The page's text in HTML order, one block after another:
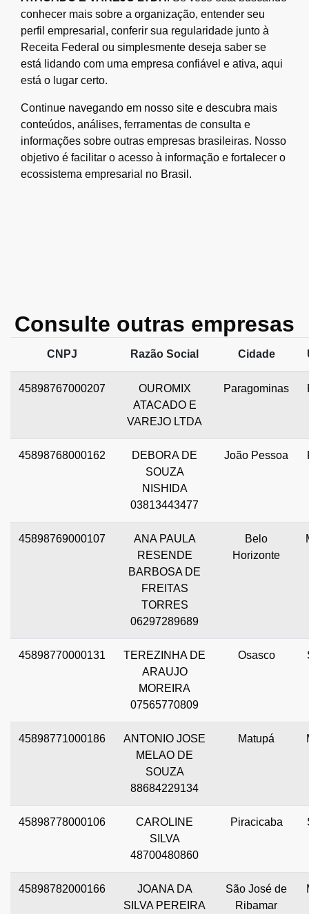
conhecer mais sobre a organização, entender seu
perfil empresarial, conferir sua regularidade junto à
Receita Federal ou simplesmente deseja saber se
está lidando com uma empresa confiável e ativa, aqui
está o lugar certo.
Continue navegando em nosso site e descubra mais
conteúdos, análises, ferramentas de consulta e
informações sobre outras empresas brasileiras. Nosso
objetivo é facilitar o acesso à informação e fortalecer o
ecossistema empresarial no Brasil.
Consulte outras empresas
CNPJ Razão Social Cidade
45898767000207
OUROMIX
ATACADO E
VAREJO LTDA
Paragominas
45898768000162
DEBORA DE
SOUZA
NISHIDA
03813443477
João Pessoa
45898769000107
ANA PAULA
RESENDE
BARBOSA DE
FREITAS
TORRES
06297289689
Belo
Horizonte
45898770000131
TEREZINHA DE
ARAUJO
MOREIRA
07565770809
Osasco
45898771000186
ANTONIO JOSE
MELAO DE
SOUZA
88684229134
Matupá
45898778000106
CAROLINE
SILVA
48700480860
Piracicaba
45898782000166
JOANA DA
SILVA PEREIRA
São José de
Ribamar